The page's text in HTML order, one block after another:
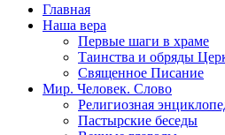
Главная
Наша вера
Первые шаги в храме
Таинства и обряды
Священное Писание
Мир. Человек. Слово
Религиозная
Пастырские беседы